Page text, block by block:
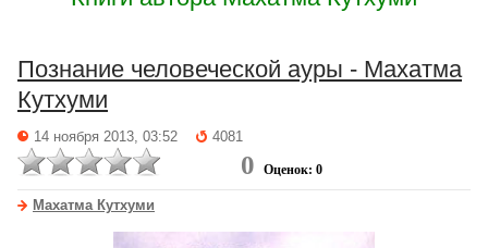
Познание человеческой ауры - Махатма
Кутхуми
14 ноября 2013, 03:52 4081
0 Оценок: 0
Махатма Кутхуми